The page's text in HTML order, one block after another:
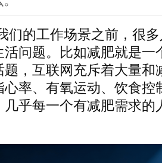
们的工作场景之前，很
问题。比如减肥就是一
，互联网充斥着大量和
率、有氧运动、饮食控
乎每一个有减肥需求的